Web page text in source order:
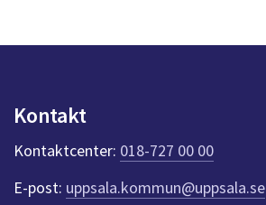
n
k
e
r
f
Kontakt
Kontaktcenter: 018-727 00 00
E-post: uppsala.kommun@uppsala.se